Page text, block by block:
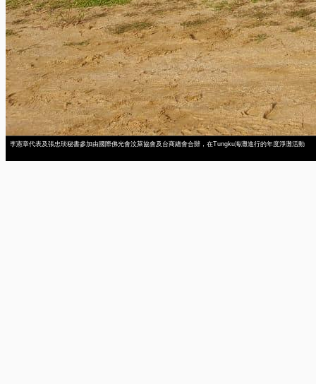
李憲章代表及張忠琰秘書參加由國際佛光會汶萊協會及台商總會合辦，在Tungku海灘進行的年度淨灘活動